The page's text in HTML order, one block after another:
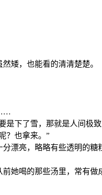
矮，也能看的清清楚楚。
是下了雪，那就是人间极
？也拿来。”
漂亮，略略有些透明的糖
前她喝的那些汤里，常有